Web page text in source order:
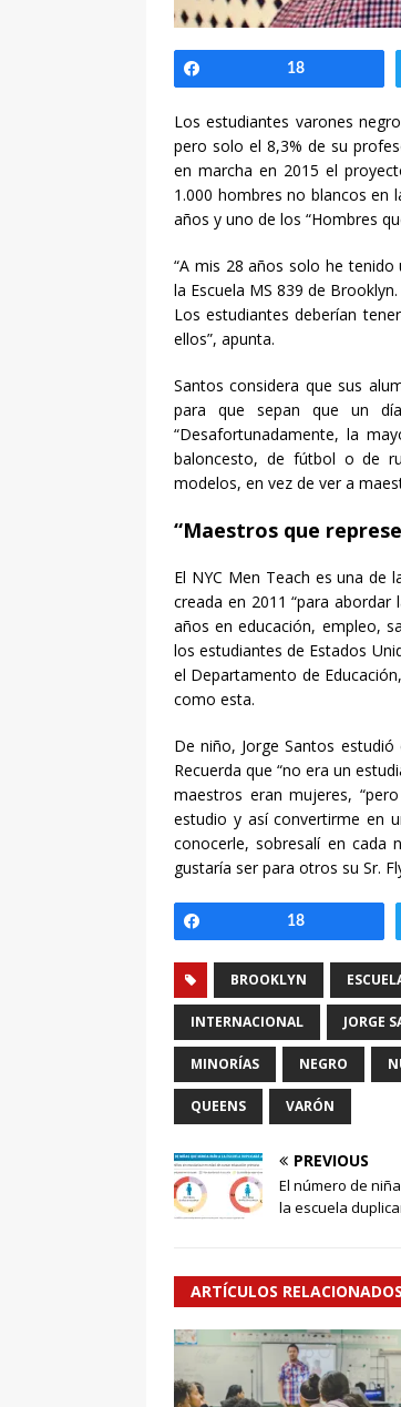
18
Los estudiantes varones
pero solo el 8,3% de su
en marcha en 2015 el
1.000 hombres no blancos en
años y uno de los “Hombres
“A mis 28 años solo he
la Escuela MS 839 de
Los estudiantes deberían
ellos”, apunta.
Santos considera que sus
para que sepan que un
“Desafortunadamente, la
baloncesto, de fútbol o de
modelos, en vez de ver a
“Maestros que
El NYC Men Teach es una de
creada en 2011 “para
años en educación, empleo,
los estudiantes de Estados
el Departamento de
como esta.
De niño, Jorge Santos
Recuerda que “no era un
maestros eran mujeres,
estudio y así convertirme en
conocerle, sobresalí en cada
gustaría ser para otros su Sr.
18
BROOKLYN
INTERNACIONAL JORGE
MINORÍAS NEGRO
QUEENS VARÓN
PREVIOUS
El número de
la escuela
ARTÍCULOS RELACIONADOS